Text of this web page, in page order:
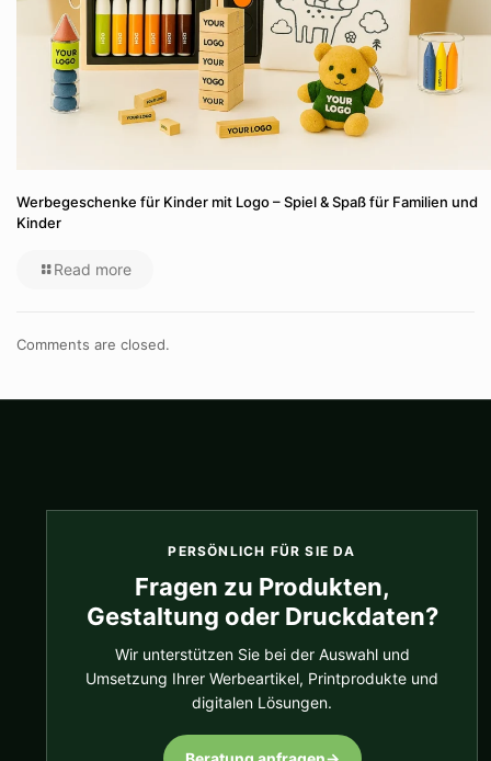
Werbegeschenke für Kinder mit Logo – Spiel & Spaß für Familien und
Kinder
Read more
Comments are closed.
PERSÖNLICH FÜR SIE DA
Fragen zu Produkten,
Gestaltung oder Druckdaten?
Wir unterstützen Sie bei der Auswahl und
Umsetzung Ihrer Werbeartikel, Printprodukte und
digitalen Lösungen.